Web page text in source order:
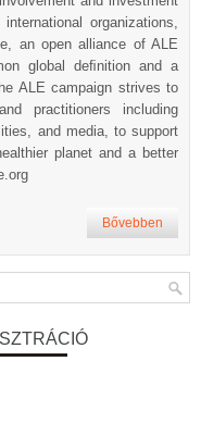
organizations,
an open alliance of ALE
global deﬁnition and a
ALE campaign strives to
practitioners including
and media, to support
planet and a better
Bővebben